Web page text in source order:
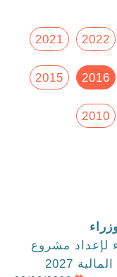
2022
2021
2016
2015
2010
لإعداد مشروع
2027